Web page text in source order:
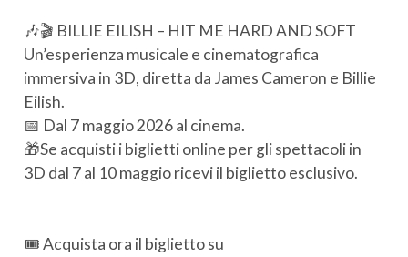
🎶🎬 BILLIE EILISH – HIT ME HARD AND SOFT
Un’esperienza musicale e cinematografica
immersiva in 3D, diretta da James Cameron e Billie
Eilish.
📅 Dal 7 maggio 2026 al cinema.
🎁Se acquisti i biglietti online per gli spettacoli in
3D dal 7 al 10 maggio ricevi il biglietto esclusivo.
🎟️ Acquista ora il biglietto su